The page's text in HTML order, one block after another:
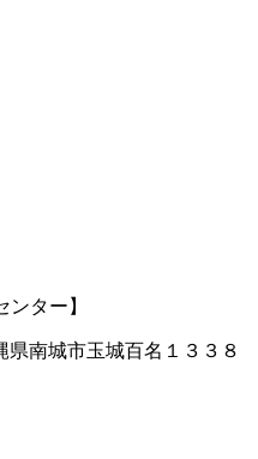
ンター】
県南城市玉城百名１３３８